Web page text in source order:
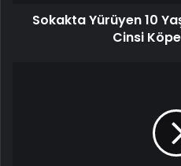
Sokakta Yürüyen 10
Cinsi